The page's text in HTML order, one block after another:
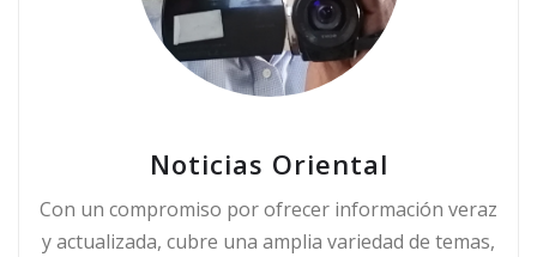
Noticias Oriental
Con un compromiso por ofrecer información veraz
y actualizada, cubre una amplia variedad de temas,